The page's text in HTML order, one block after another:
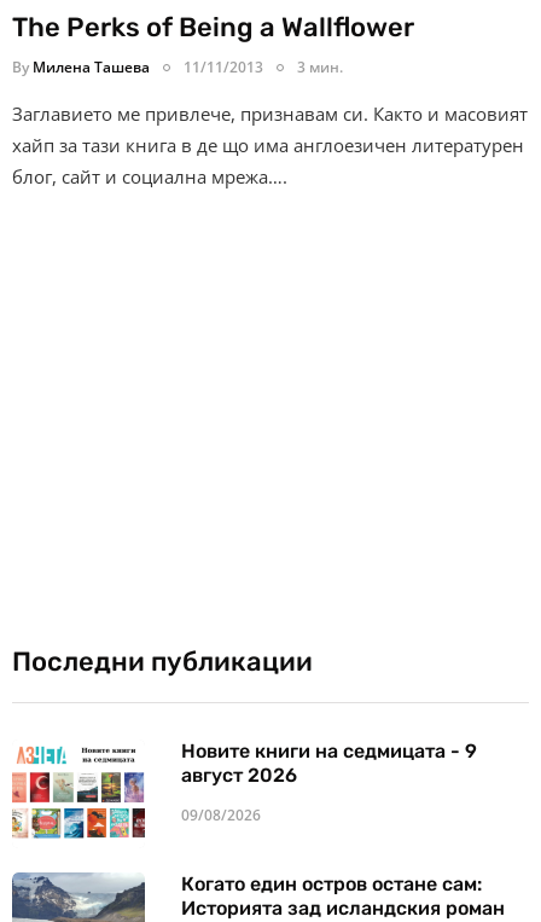
The Perks of Being a Wallflower
By Милена Ташева 11/11/2013 3 мин.
Заглавието ме привлече, признавам си. Както и масовият
хайп за тази книга в де що има англоезичен литературен
блог, сайт и социална мрежа….
Последни публикации
Новите книги на седмицата - 9
август 2026
09/08/2026
Когато един остров остане сам:
Историята зад исландския роман